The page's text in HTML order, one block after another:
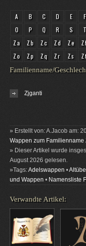
A B C D E F
O
P Q R S T
Za
Zb Zc Zd Ze
Zo
Zp Zq Zr Zs
Familienname/
Zjganti
» Erstellt von: A.Jacob am:
Wappen zum Familienname
» Dieser Artikel wurde
August 2026 gelesen.
»Tags:Adelswappen •
und Wappen • Namensliste
Verwandte Artikel: